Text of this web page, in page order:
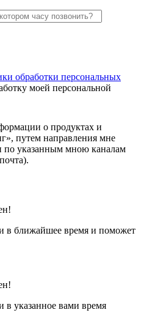
обработки персональных
моей персональной
о продуктах и
путем направления мне
указанным мною каналам
в ближайшее время и поможет
в указанное вами время